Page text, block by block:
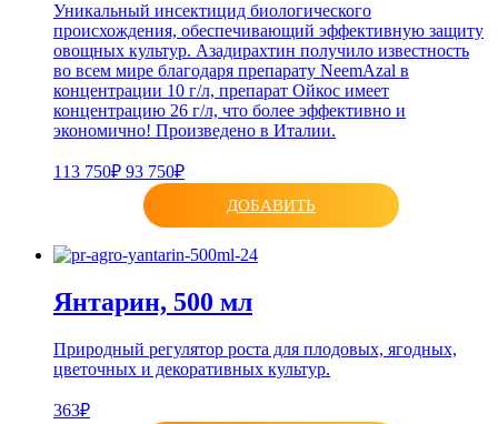
Уникальный инсектицид биологического
происхождения, обеспечивающий эффективную защиту
овощных культур. Азадирахтин получило известность
во всем мире благодаря препарату NeemAzal в
концентрации 10 г/л, препарат Ойкос имеет
концентрацию 26 г/л, что более эффективно и
экономично! Произведено в Италии.
113 750₽ 93 750₽
ДОБАВИТЬ
Янтарин, 500 мл
Природный регулятор роста для плодовых, ягодных,
цветочных и декоративных культур.
363₽